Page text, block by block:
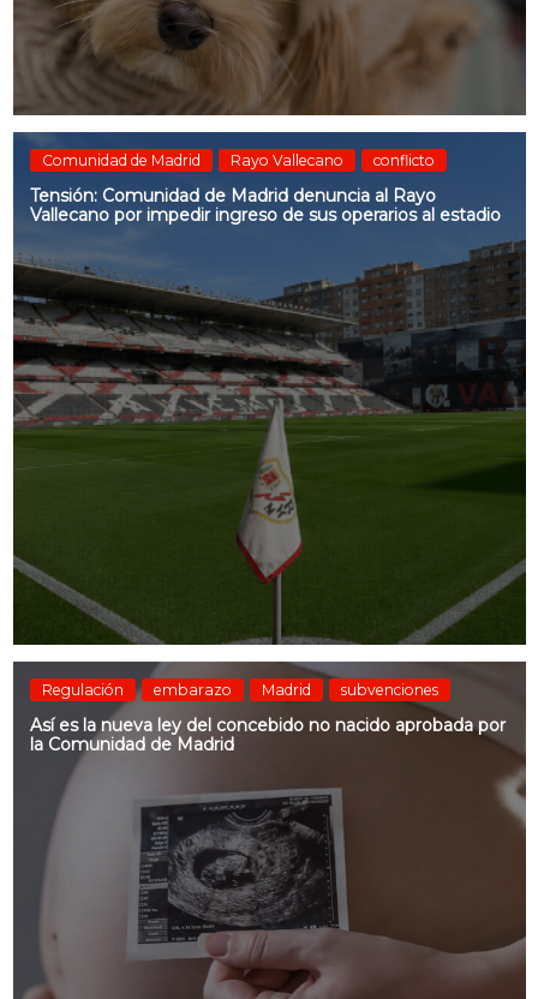
Comunidad de Madrid Rayo Vallecano conflicto
Tensión: Comunidad de Madrid denuncia al Rayo
Vallecano por impedir ingreso de sus operarios al estadio
Regulación embarazo Madrid subvenciones
Así es la nueva ley del concebido no nacido aprobada por
la Comunidad de Madrid